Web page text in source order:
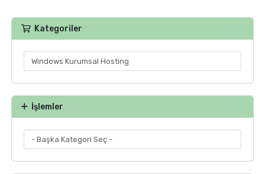
Kategoriler
İşlemler